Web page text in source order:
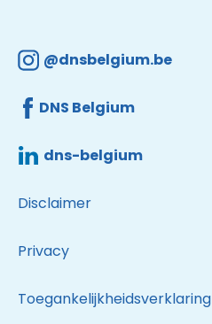
@dnsbelgium.be
DNS Belgium
dns-belgium
Disclaimer
Privacy
Toegankelijkheidsverklaring